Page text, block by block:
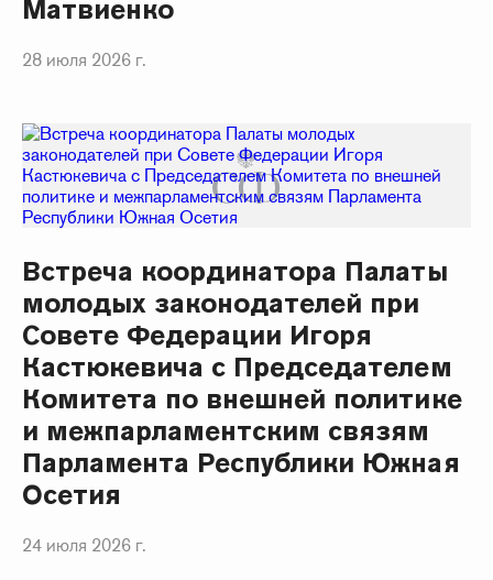
Матвиенко
28 июля 2026 г.
Встреча координатора Палаты
молодых законодателей при
Совете Федерации Игоря
Кастюкевича с Председателем
Комитета по внешней политике
и межпарламентским связям
Парламента Республики Южная
Осетия
24 июля 2026 г.